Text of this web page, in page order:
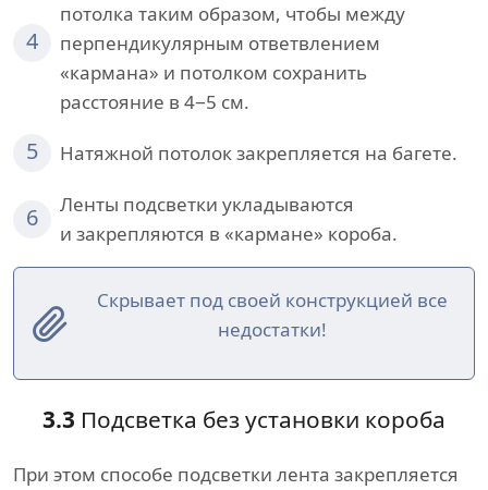
4
потолка таким образом, чтобы между
перпендикулярным ответвлением
«кармана» и потолком сохранить
расстояние в 4−5 см.
5 Натяжной потолок закрепляется на багете.
6
Ленты подсветки укладываются
и закрепляются в «кармане» короба.
Скрывает под своей конструкцией все
недостатки!
3.3 Подсветка без установки короба
При этом способе подсветки лента закрепляется